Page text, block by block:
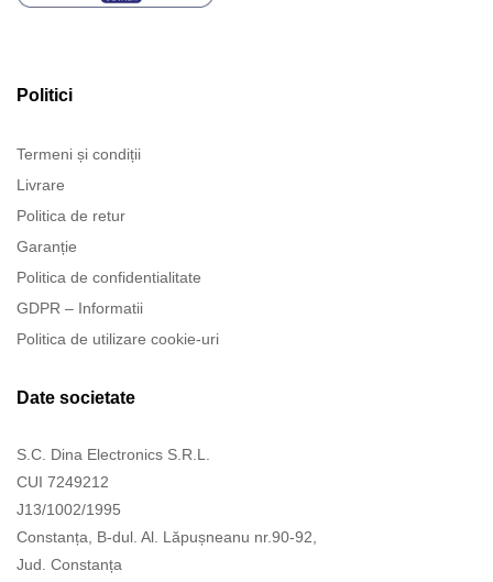
Politici
Termeni și condiții
Livrare
Politica de retur
Garanție
Politica de confidentialitate
GDPR – Informatii
Politica de utilizare cookie-uri
Date societate
S.C. Dina Electronics S.R.L.
CUI 7249212
J13/1002/1995
Constanța, B-dul. Al. Lăpușneanu nr.90-92,
Jud. Constanța